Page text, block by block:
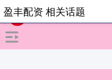
盈丰配资 相关话题